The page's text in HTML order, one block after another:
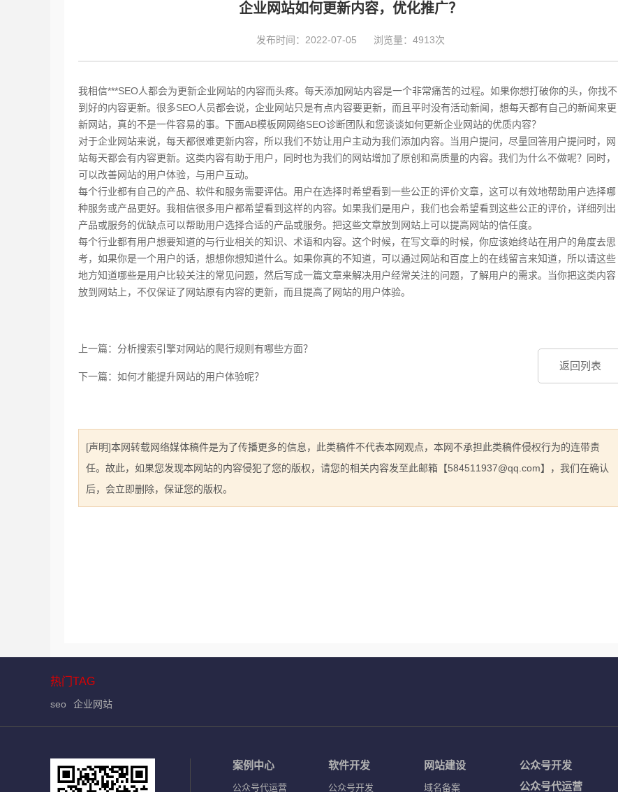
企业网站如何更新内容，优化推广？
发布时间：2022-07-05 浏览量：4913次
我相信***SEO人都会为更新企业网站的内容而头疼。每天添加网站内容是一个非常痛苦的过程。如果你想打破你的头，你找不
到好的内容更新。很多SEO人员都会说，企业网站只是有点内容要更新，而且平时没有活动新闻，想每天都有自己的新闻来更
新网站，真的不是一件容易的事。下面AB模板网网络SEO诊断团队和您谈谈如何更新企业网站的优质内容？
对于企业网站来说，每天都很难更新内容，所以我们不妨让用户主动为我们添加内容。当用户提问，尽量回答用户提问时，网
站每天都会有内容更新。这类内容有助于用户，同时也为我们的网站增加了原创和高质量的内容。我们为什么不做呢？同时，
可以改善网站的用户体验，与用户互动。
每个行业都有自己的产品、软件和服务需要评估。用户在选择时希望看到一些公正的评价文章，这可以有效地帮助用户选择哪
种服务或产品更好。我相信很多用户都希望看到这样的内容。如果我们是用户，我们也会希望看到这些公正的评价，详细列出
产品或服务的优缺点可以帮助用户选择合适的产品或服务。把这些文章放到网站上可以提高网站的信任度。
每个行业都有用户想要知道的与行业相关的知识、术语和内容。这个时候，在写文章的时候，你应该始终站在用户的角度去思
考，如果你是一个用户的话，想想你想知道什么。如果你真的不知道，可以通过网站和百度上的在线留言来知道，所以请这些
地方知道哪些是用户比较关注的常见问题，然后写成一篇文章来解决用户经常关注的问题，了解用户的需求。当你把这类内容
放到网站上，不仅保证了网站原有内容的更新，而且提高了网站的用户体验。
上一篇：分析搜索引擎对网站的爬行规则有哪些方面？
下一篇：如何才能提升网站的用户体验呢？
返回列表
[声明]本网转载网络媒体稿件是为了传播更多的信息，此类稿件不代表本网观点，本网不承担此类稿件侵权行为的连带责
任。故此，如果您发现本网站的内容侵犯了您的版权，请您的相关内容发至此邮箱【584511937@qq.com】，我们在确认
后，会立即删除，保证您的版权。
热门TAG
seo 企业网站
案例中心
公众号代运营
软件开发
公众号开发
网站建设
域名备案
公众号开发
公众号代运营